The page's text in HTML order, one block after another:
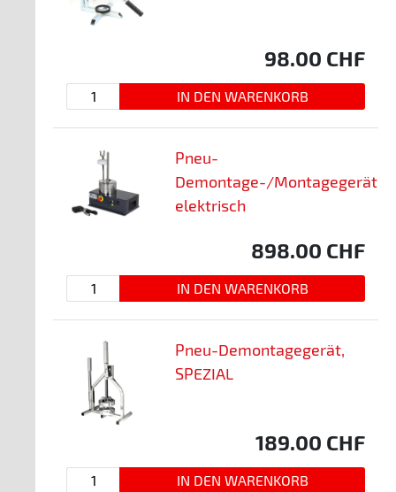
98.00 CHF
Pneu-
Demontage-/Montagegerät
elektrisch
898.00 CHF
Pneu-Demontagegerät,
SPEZIAL
189.00 CHF